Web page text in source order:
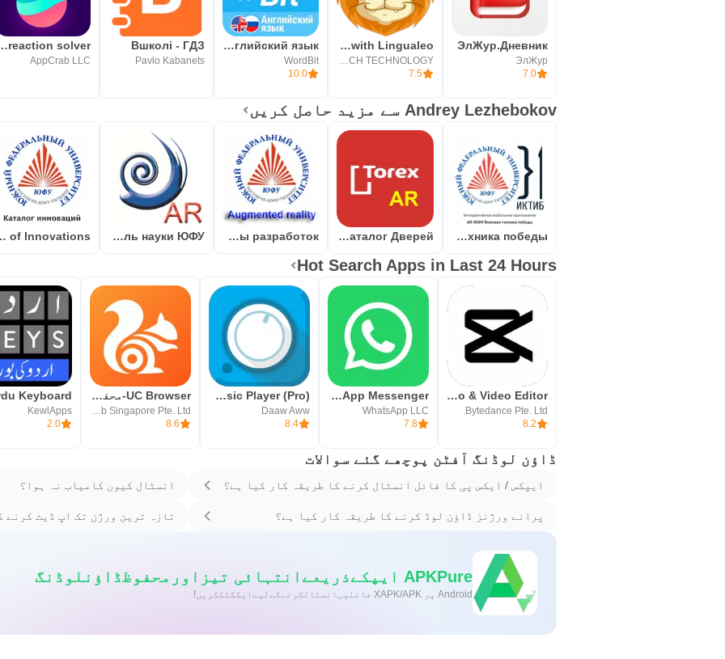
ЭлЖур.Дневник
ЭлЖур
7.0
English with Lingualeo
EDTECH TECHNOLOGY
7.5
WordBit Английский язык
WordBit
10.0
Вшколі - ГДЗ
Pavlo Kabanets
reaction solver
AppCrab LLC
Andrey Lezhebokov سے مزید حاصل کریں
AR ЮФУ Военная техника победы
AR Torex Каталог Дверей
AR ЮФУ Примеры разработок
AR Фестиваль науки ЮФУ
Innovations
Hot Search Apps in Last 24 Hours
CapCut: Photo & Video Editor
Bytedance Pte. Ltd.
8.2
WhatsApp Messenger
WhatsApp LLC
7.8
Avee Music Player (Pro)
Daaw Aww
8.4
UC Browser-محفوظ، تیز، نجی
8.6
KewlApps
2.0
ڈاؤن لوڈنگ آفٹن پوچھے گئے سوالات
ایپکس / ایکس پی کا فائل انسٹال کرنے کا طریقہ کار کیا ہے؟ انسٹال کیوں کامیاب نہ ہوا؟
پرانے ورژنز ڈاؤن لوڈ کرنے کا طریقہ کار کیا ہے؟ تازہ ترین ورژن تک اپ ڈیٹ کرنے
APKPure ایپکےذریعےانتہائی تیزاورمحفوظڈاؤنلوڈنگ
Android پر XAPK/APK فائلیںانسٹالکرنےکےلیےایککلککریں!